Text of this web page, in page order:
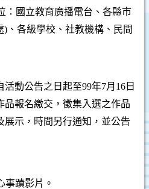
：國立教育廣播電台、各縣市
)、各級學校、社教機構、民間
活動公告之日起至99年7月 16 日
品報名繳交，徵集入選之作品
示， 時間另行通知，並公告
事蹟影片。